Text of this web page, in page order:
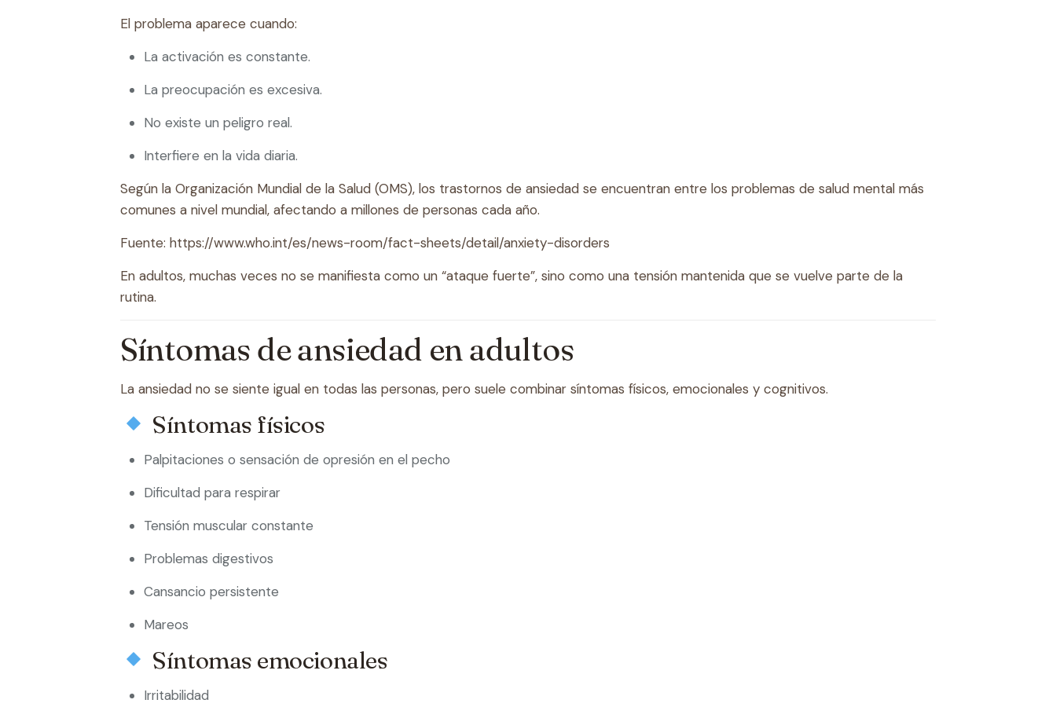
El problema aparece cuando:
La activación es constante.
La preocupación es excesiva.
No existe un peligro real.
Interfiere en la vida diaria.
Según la Organización Mundial de la Salud (OMS), los trastornos de ansiedad se encuentran entre los problemas de salud mental más
comunes a nivel mundial, afectando a millones de personas cada año.
Fuente: https://www.who.int/es/news-room/fact-sheets/detail/anxiety-disorders
En adultos, muchas veces no se manifiesta como un “ataque fuerte”, sino como una tensión mantenida que se vuelve parte de la
rutina.
Síntomas de ansiedad en adultos
La ansiedad no se siente igual en todas las personas, pero suele combinar síntomas físicos, emocionales y cognitivos.
Síntomas físicos
Palpitaciones o sensación de opresión en el pecho
Dificultad para respirar
Tensión muscular constante
Problemas digestivos
Cansancio persistente
Mareos
Síntomas emocionales
Irritabilidad